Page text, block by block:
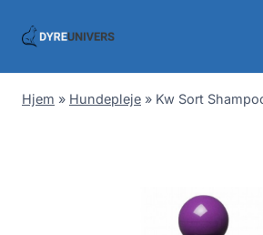
Hjem » Hundepleje » Kw Sort